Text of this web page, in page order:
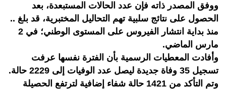
ووفق المصدر ذاته فإن عدد الحالات المستبعدة، بعد
الحصول على نتائج سلبية تهم التحاليل المختبرية، قد بلغ ..
منذ بداية انتشار الفيروس على المستوى الوطني؛ في 2
مارس الماضي.
وأفادت المعطيات الرسمية بأن الفترة نفسها عرفت
تسجيل 35 وفاة جديدة ليصل عدد الوفيات إلى 2229 حالة.
وتم التأكد من 1421 حالة شفاء إضافية لترتفع الحصيلة